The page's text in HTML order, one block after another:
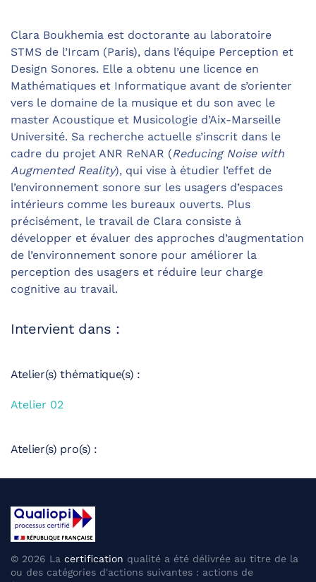
Clara Boukhemia est doctorante au laboratoire
STMS de l’Ircam (Paris), dans l’équipe Perception et
Design Sonores. Elle a obtenu une licence en
Mathématiques et Informatique avant de s’orienter
vers le domaine de la musique et du son avec le
master Acoustique et Musicologie d’Aix-Marseille
Université. Sa recherche actuelle s’inscrit dans le
cadre du projet ANR ReNAR (Reducing Noise with
Augmented Reality), qui vise à étudier l’effet de
l’environnement sonore sur les usagers d’espaces
intérieurs comme les bureaux ouverts. Plus
précisément, le travail de Clara consiste à
développer et évaluer des approches d’augmentation
de l’environnement sonore pour améliorer la
perception des usagers et réduire leur charge
cognitive au travail.
Intervient dans :
Atelier(s) thématique(s) :
Atelier 02
Atelier(s) pro(s) :
© 2026 La certification qualité a été délivrée au titre de la
ou des catégories d'actions suivantes : actions de